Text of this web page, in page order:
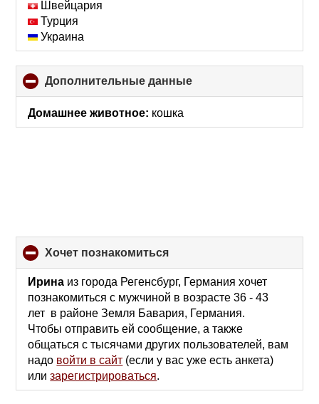
Швейцария
Турция
Украина
Дополнительные данные
to
Домашнее животное: кошка
хочет познакомиться
to
collapse
contents
Ирина из города Регенсбург, Германия хочет
познакомиться с мужчиной в возрасте 36 - 43
лет в районе Земля Бавария, Германия.
Чтобы отправить ей сообщение, а также
общаться с тысячами других пользователей, вам
надо войти в сайт (если у вас уже есть анкета)
илизарегистрироваться.